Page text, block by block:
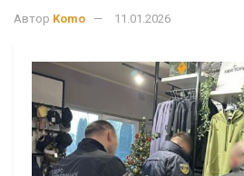
Автор Komo 11.01.2026